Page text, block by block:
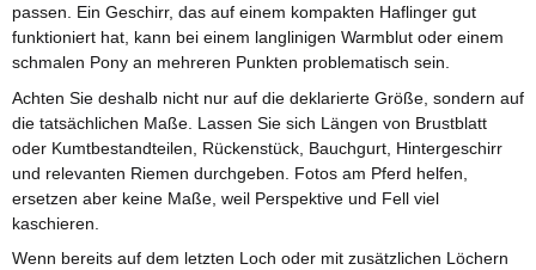
passen. Ein Geschirr, das auf einem kompakten Haflinger gut
funktioniert hat, kann bei einem langlinigen Warmblut oder einem
schmalen Pony an mehreren Punkten problematisch sein.
Achten Sie deshalb nicht nur auf die deklarierte Größe, sondern auf
die tatsächlichen Maße. Lassen Sie sich Längen von Brustblatt
oder Kumtbestandteilen, Rückenstück, Bauchgurt, Hintergeschirr
und relevanten Riemen durchgeben. Fotos am Pferd helfen,
ersetzen aber keine Maße, weil Perspektive und Fell viel
kaschieren.
Wenn bereits auf dem letzten Loch oder mit zusätzlichen Löchern